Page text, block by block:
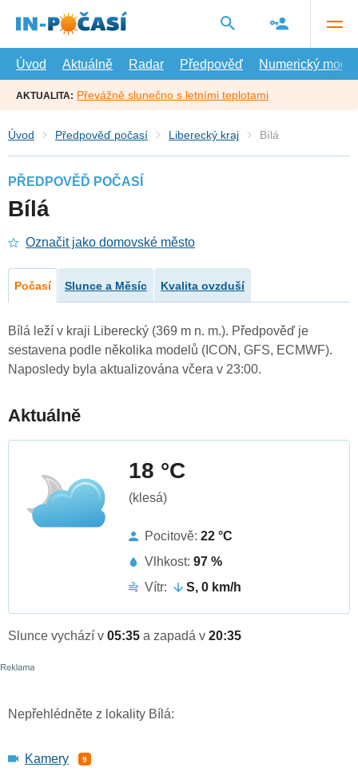
hlavní
Úvod
Aktuálně Radar Předpověď Numerický model
AKTUALITA: Převážně slunečno s letními teplotami
Úvod Předpověď počasí Liberecký kraj Bílá
PŘEDPOVĚĎ POČASÍ
Bílá
Označit jako domovské město
Počasí Slunce a Měsíc Kvalita ovzduší
Bílá leží v kraji Liberecký (369 m n. m.). Předpověď je
sestavena podle několika modelů (ICON, GFS, ECMWF).
Naposledy byla aktualizována včera v 23:00.
Aktuálně
18 °C
(klesá)
Pocitově: 22 °C
Vlhkost: 97 %
Vítr:
S, 0 km/h
Slunce vychází v 05:35 a zapadá v 20:35
Nepřehlédněte z lokality Bílá:
Kamery 9